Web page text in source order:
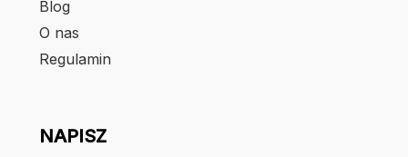
Blog
O nas
Regulamin
NAPISZ